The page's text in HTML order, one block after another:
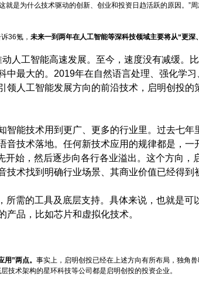
就是为什么技术驱动的创新、创业和投资日趋活跃的原因。”周
36氪， 未来一到两年在人工智能等深科技领域主要将从“更深
人工智能高速发展。至今，速度没有减缓。
中最大的。2019年在自然语言处理、强化学
领人工智能发展方向的前沿技术，启明创投的
智能技术用到更广、更多的行业里。过去七
音技术落地。任何新技术应用的规律都是，一
开始，然后逐步向各行各业溢出。这个方向，
技术找到明确行业场景、其商业价值已经得到
所需的工具及底层支持。具体来说，也就是可
品，比如芯片和虚拟化技术。
”两点。 事实上，启明创投已经在上述方向有所布局，独角
技术架构的星环科技等公司都是启明创投的投资企业。